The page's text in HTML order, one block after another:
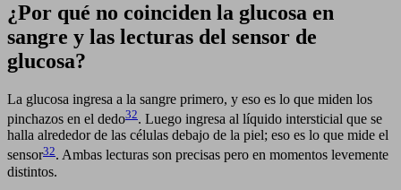
¿Por qué no coinciden la glucosa en
sangre y las lecturas del sensor de
glucosa?
La glucosa ingresa a la sangre primero, y eso es lo que miden los
pinchazos en el dedo32. Luego ingresa al líquido intersticial que se
halla alrededor de las células debajo de la piel; eso es lo que mide el
sensor32. Ambas lecturas son precisas pero en momentos levemente
distintos.